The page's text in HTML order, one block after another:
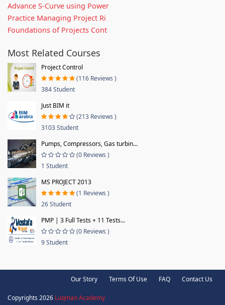
Advance S-Curve using Power
Practice Managing Project Ri
Foundations of Projects Cont
Most Related Courses
Project Control
(116 Reviews )
384 Student
Just BIM it
(213 Reviews )
3103 Student
Pumps, Compressors, Gas turbin...
(0 Reviews )
1 Student
MS PROJECT 2013
(1 Reviews )
26 Student
PMP | 3 Full Tests + 11 Tests...
(0 Reviews )
9 Student
Our Story Terms Of Use FAQ Contact Us
Copyrights 2026 Luqman Academy